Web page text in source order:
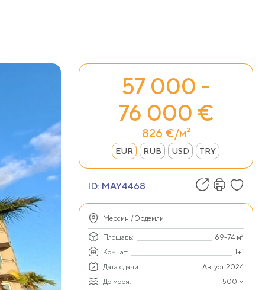
57 000 -
76 000 €
826 €/м²
EUR RUB USD TRY
ID: MAY4468
Мерсин / Эрдемли
Площадь:
69-74 м²
Комнат:
1+1
Дата сдачи:
Август 2024
До моря:
500 м